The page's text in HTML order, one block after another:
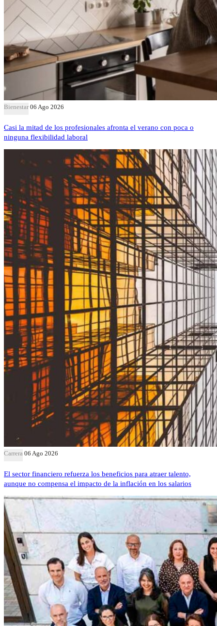
Bienestar 06 Ago 2026
Casi la mitad de los profesionales afronta el verano con poca o
ninguna flexibilidad laboral
Carrera 06 Ago 2026
El sector financiero refuerza los beneficios para atraer talento,
aunque no compensa el impacto de la inflación en los salarios